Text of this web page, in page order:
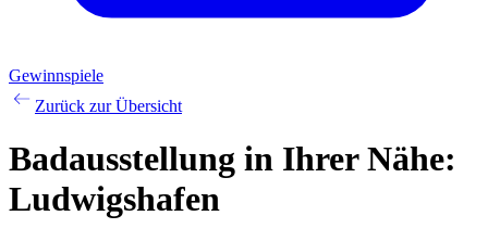
Gewinnspiele
Zurück zur Übersicht
Badausstellung in Ihrer Nähe:
Ludwigshafen